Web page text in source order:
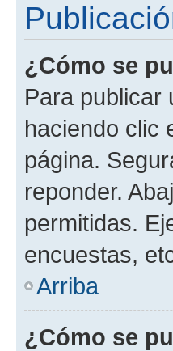
¿Cómo se
Para publicar
haciendo clic
página.
reponder.
permitidas.
encuestas,
Arriba
¿Cómo se